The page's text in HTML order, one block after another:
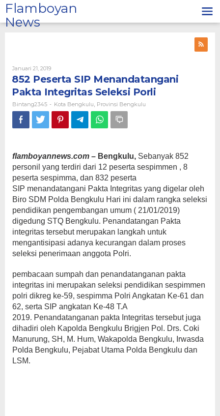
Lewati
ke
konten
Flamboyan
News
Januari 21, 2019Oleh
Bintang2345
852 Peserta SIP Menandatangani
Pakta Integritas Seleksi Porli
Bintang2345 - Kota Bengkulu Provinsi Bengkulu
flamboyannews.com – Bengkulu, Sebanyak 852
personil yang terdiri dari 12 peserta sespimmen , 8
peserta sespimma, dan 832 peserta
SIP menandatangani Pakta Integritas yang digelar oleh
Biro SDM Polda Bengkulu Hari ini dalam rangka seleksi
pendidikan pengembangan umum ( 21/01/2019)
digedung STQ Bengkulu. Penandatangan Pakta
integritas tersebut merupakan langkah untuk
mengantisipasi adanya kecurangan dalam proses
seleksi penerimaan anggota Polri.
pembacaan sumpah dan penandatanganan pakta
integritas ini merupakan seleksi pendidikan sespimmen
polri dikreg ke-59, sespimma Polri Angkatan Ke-61 dan
62, serta SIP angkatan Ke-48 T.A
2019. Penandatanganan pakta Integritas tersebut juga
dihadiri oleh Kapolda Bengkulu Brigjen Pol. Drs. Coki
Manurung, SH, M. Hum, Wakapolda Bengkulu, Irwasda
Polda Bengkulu, Pejabat Utama Polda Bengkulu dan
LSM.